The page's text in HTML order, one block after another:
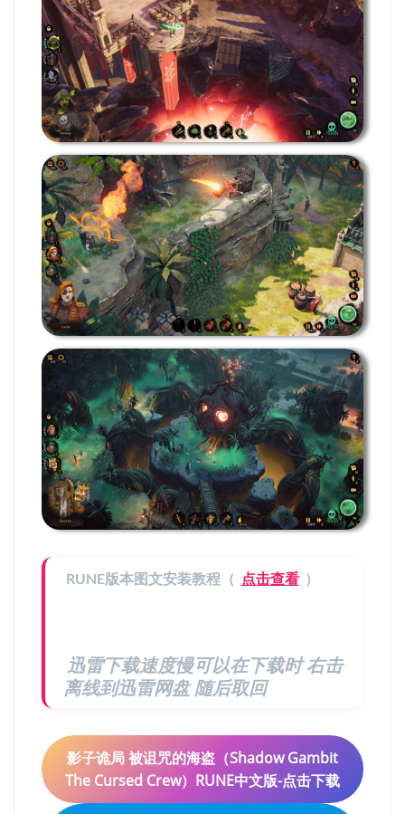
RUNE版本图文安装教程（ 点击查看 ）
迅雷下载速度慢可以在下载时 右击
离线到迅雷网盘 随后取回
影子诡局 被诅咒的海盗（Shadow Gambit
The Cursed Crew）RUNE中文版-点击下载